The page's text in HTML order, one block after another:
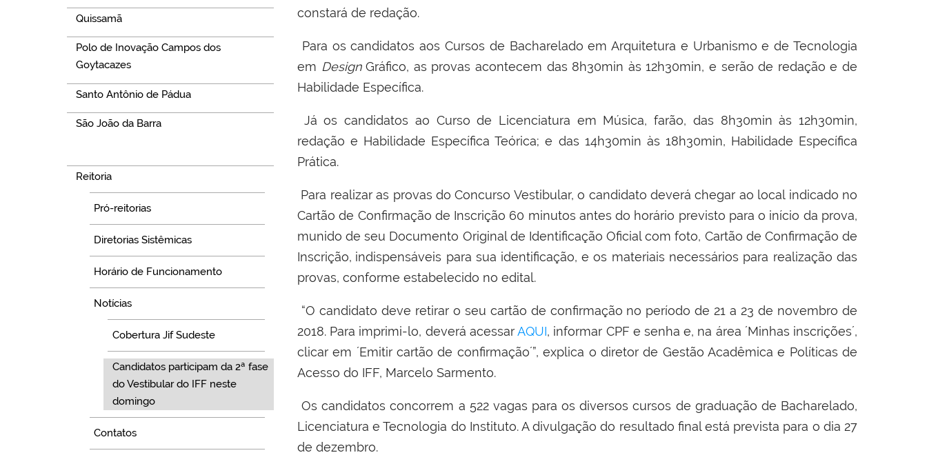
Quissamã
Polo de Inovação Campos dos
Goytacazes
Santo Antônio de Pádua
São João da Barra
Reitoria
Pró-reitorias
Diretorias Sistêmicas
Horário de Funcionamento
Notícias
Cobertura Jif Sudeste
Candidatos participam da 2ª fase
do Vestibular do IFF neste
domingo
Contatos
constará de redação.
Para os candidatos aos Cursos de Bacharelado em Arquitetura e Urbanismo e de Tecnologia
em DesignGráfico, as provas acontecem das 8h30min às 12h30min, e serão de redação e de
Habilidade Específica.
Já os candidatos ao Curso de Licenciatura em Música, farão, das 8h30min às 12h30min,
redação e Habilidade Específica Teórica; e das 14h30min às 18h30min, Habilidade Específica
Prática.
Para realizar as provas do Concurso Vestibular, o candidato deverá chegar ao local indicado no
Cartão de Confirmação de Inscrição 60 minutos antes do horário previsto para o início da prova,
munido de seu Documento Original de Identificação Oficial com foto, Cartão de Confirmação de
Inscrição, indispensáveis para sua identificação, e os materiais necessários para realização das
provas, conforme estabelecido no edital.
“O candidato deve retirar o seu cartão de confirmação no período de 21 a 23 de novembro de
2018. Para imprimi-lo, deverá acessarAQUI, informar CPF e senha e, na área ´Minhas inscrições´,
clicar em ´Emitir cartão de confirmação´”, explica o diretor de Gestão Acadêmica e Políticas de
Acesso do IFF, Marcelo Sarmento.
Os candidatos concorrem a 522 vagas para os diversos cursos de graduação de Bacharelado,
Licenciatura e Tecnologia do Instituto. A divulgação do resultado final está prevista para o dia 27
de dezembro.